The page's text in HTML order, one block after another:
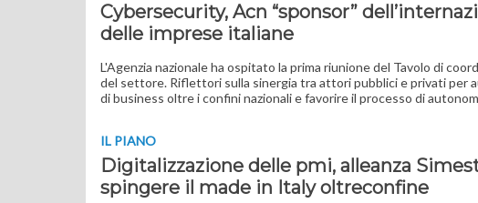
Cybersecurity, Acn “sponsor”
delle imprese italiane
L'Agenzia nazionale ha ospitato la prima riunione del Tavolo di
del settore. Riflettori sulla sinergia tra attori pubblici e privati per
di business oltre i confini nazionali e favorire il processo di
IL PIANO
Digitalizzazione delle pmi, alleanza
spingere il made in Italy oltreconfine